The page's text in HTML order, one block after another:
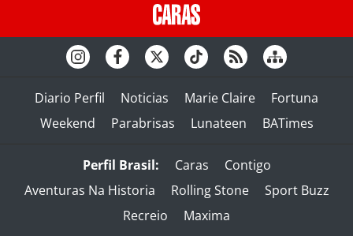
Diario Perfil Noticias Marie Claire
Fortuna
Weekend
Parabrisas Lunateen BATimes
Perfil Brasil: Caras
Contigo
Aventuras Na Historia
Rolling Stone
Sport Buzz
Recreio
Maxima